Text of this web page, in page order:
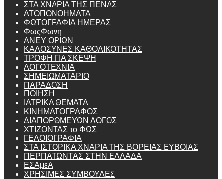
ΣΤΑ ΧΝΑΡΙΑ ΤΗΣ ΠΕΝΑΣ
ΑΤΟΠΟΝΟΗΜΑΤΑ
ΦΩΤΟΓΡΑΦΙΑ ΗΜΕΡΑΣ
ΦωςΦωνη
ANEY ΟΡΙΩΝ
ΚΑΛΟΣΥΝΕΣ ΚΑΘΟΛΙΚΟΤΗΤΑΣ
ΤΡΟΦΗ ΓΙΑ ΣΚΕΨΗ
ΛΟΓΟΤΕΧΝΙΑ
ΣΗΜΕΙΩΜΑΤΑΡΙΟ
ΠΑΡΑΔΟΣΗ
ΠΟΙΗΣΗ
ΙΑΤΡΙΚΑ ΘΕΜΑΤΑ
ΚΙΝΗΜΑΤΟΓΡΑΦΟΣ
ΔΙΑΠΟΡΘΜΕΥΩΝ ΛΟΓΟΣ
ΧΤΙΖΟΝΤΑΣ το ΦΩΣ
ΓΕΛΟΙΟΓΡΑΦΙΑ
ΣΤΑ ΙΣΤΟΡΙΚΑ ΧΝΑΡΙΑ ΤΗΣ ΒΟΡΕΙΑΣ ΕΥΒΟΙΑΣ
ΠΕΡΠΑΤΩΝΤΑΣ ΣΤΗΝ ΕΛΛΑΔΑ
ΕΣΑμεΑ
ΧΡΗΣΙΜΕΣ ΣΥΜΒΟΥΛΕΣ